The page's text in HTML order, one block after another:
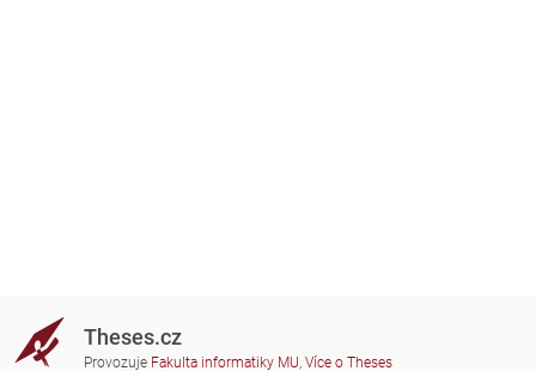
Theses.cz
Provozuje Fakulta informatiky MU, Více o Theses